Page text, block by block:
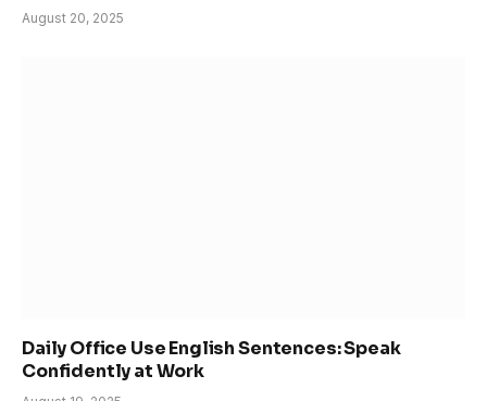
August 20, 2025
Daily Office Use English Sentences: Speak
Confidently at Work